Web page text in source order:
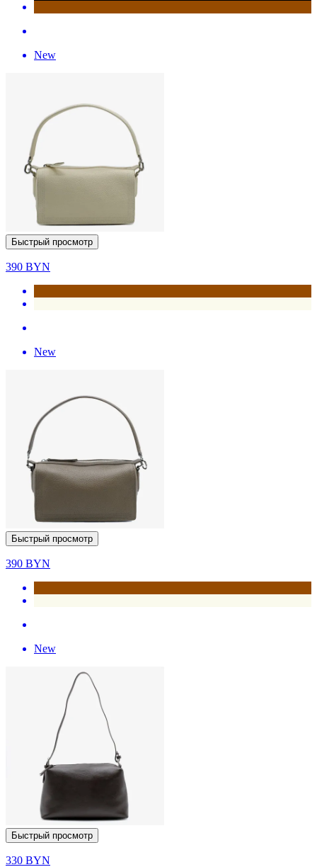
New
Быстрый просмотр
390 BYN
New
Быстрый просмотр
390 BYN
New
Быстрый просмотр
330 BYN